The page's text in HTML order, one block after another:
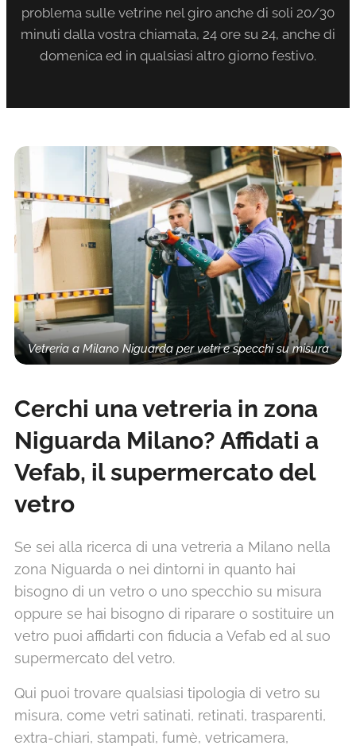
problema sulle vetrine nel giro anche di soli 20/30
minuti dalla vostra chiamata, 24 ore su 24, anche di
domenica ed in qualsiasi altro giorno festivo.
Vetreria a Milano Niguarda per vetri e specchi su misura
Cerchi una vetreria in zona
Niguarda Milano? Affidati a
Vefab, il supermercato del
vetro
Se sei alla ricerca di una vetreria a Milano nella
zona Niguarda o nei dintorni in quanto hai
bisogno di un vetro o uno specchio su misura
oppure se hai bisogno di riparare o sostituire un
vetro puoi affidarti con fiducia a Vefab ed al suo
supermercato del vetro.
Qui puoi trovare qualsiasi tipologia di vetro su
misura, come vetri satinati, retinati, trasparenti,
extra-chiari, stampati, fumè, vetricamera,